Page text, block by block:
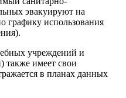
эвакуируют на
графику использования
учреждений и
также имеет свои
в планах данных